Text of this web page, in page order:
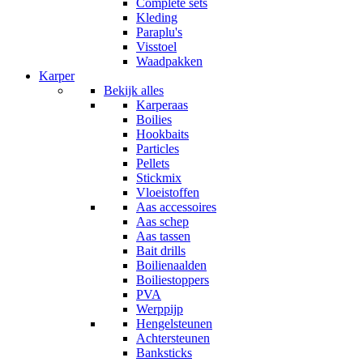
Complete sets
Kleding
Paraplu's
Visstoel
Waadpakken
Karper
Bekijk alles
Karperaas
Boilies
Hookbaits
Particles
Pellets
Stickmix
Vloeistoffen
Aas accessoires
Aas schep
Aas tassen
Bait drills
Boilienaalden
Boiliestoppers
PVA
Werppijp
Hengelsteunen
Achtersteunen
Banksticks